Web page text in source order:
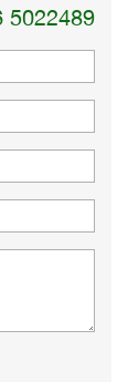
5022489